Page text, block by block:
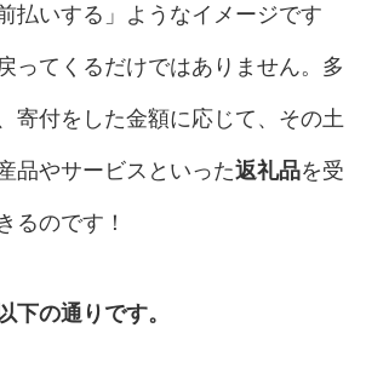
払いする」ようなイメージです
ってくるだけではありません。多
寄付をした金額に応じて、その土
品やサービスといった返礼品を受
るのです！
下の通りです。